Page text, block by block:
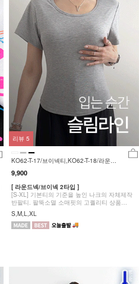
KO62-T-17/브이넥티,KO62-T-18/라운
드티_YN
9,900
[ 라운드넥/브이넥 2타입 ]
[S-XL] 기본티의 기준을 높인 나크의 자체제작
반팔티. 팔뚝소멸 소매핏의 고퀄리티 상품
#NAK MADE.
S,M,L,XL
리뷰 5